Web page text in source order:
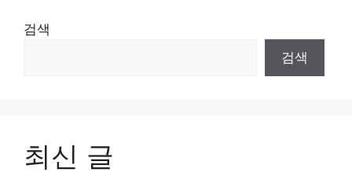
검색
검색
최신 글